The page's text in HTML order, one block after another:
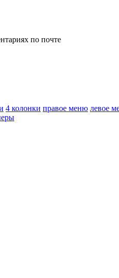
по почте
4 колонки правое меню левое